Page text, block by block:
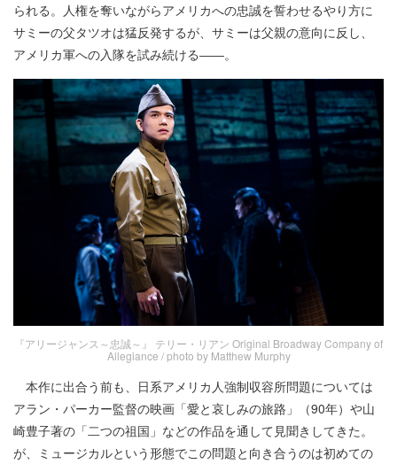
られる。人権を奪いながらアメリカへの忠誠を誓わせるやり方に
サミーの父タツオは猛反発するが、サミーは父親の意向に反し、
アメリカ軍への入隊を試み続ける――。
『アリージャンス～忠誠～』 テリー・リアン Original Broadway Company of
Allegiance / photo by Matthew Murphy
本作に出合う前も、日系アメリカ人強制収容所問題については
アラン・パーカー監督の映画「愛と哀しみの旅路」（90年）や山
崎豊子著の「二つの祖国」などの作品を通して見聞きしてきた。
が、ミュージカルという形態でこの問題と向き合うのは初めての